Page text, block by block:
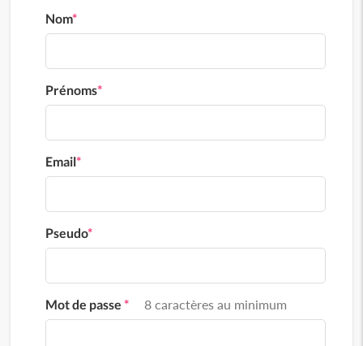
Nom*
Prénoms*
Email*
Pseudo*
Mot de passe * 8 caractères au minimum